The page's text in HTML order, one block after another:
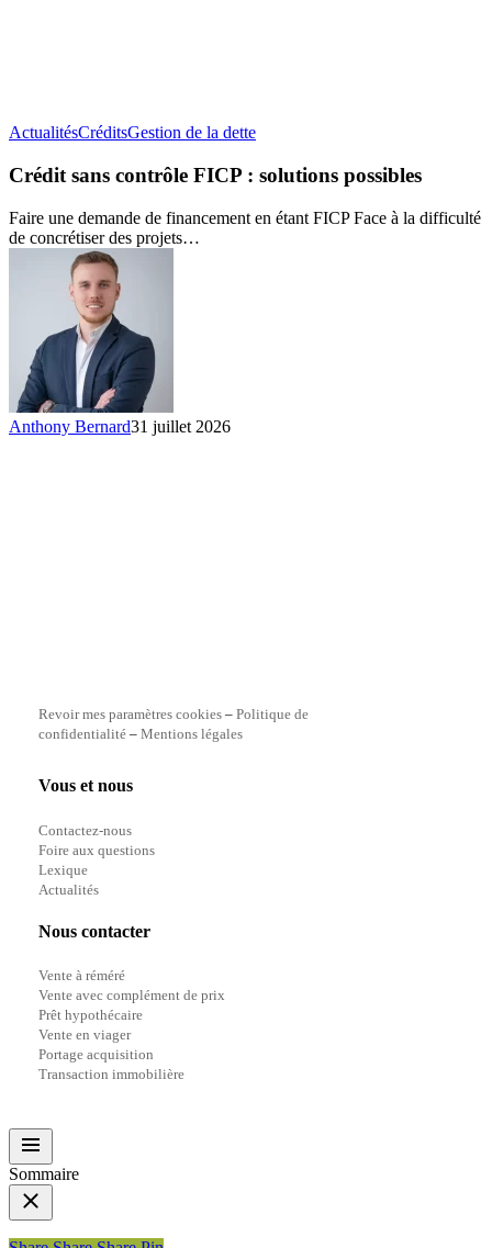
ActualitésCréditsGestion de la detteCrédit
contrôle
solutions
possibles
Crédit sans contrôle FICP : solutions possibles
Faire une demande de financement en étant FICP Face à la difficulté
de concrétiser des projets…
Anthony Bernard31 juillet 2026
Revoir mes paramètres cookies– Politique de
confidentialité – Mentions légales
Vous et nous
Contactez-nous
Foire aux questions
Lexique
Actualités
Nous contacter
Vente à réméré
Vente avec complément de prix
Prêt hypothécaire
Vente en viager
Portage acquisition
Transaction immobilière
Sommaire